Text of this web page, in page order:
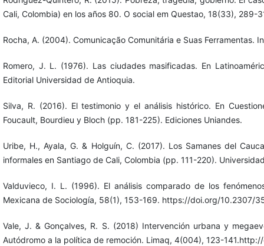
Cali, Colombia) en los años 80. O social em Questao, 18(33), 289-
Rocha, A. (2004). Comunicação Comunitária e Suas Ferramentas.
Romero, J. L. (1976). Las ciudades masificadas. En
Editorial Universidad de Antioquia.
Silva, R. (2016). El testimonio y el análisis histórico. En
Foucault, Bourdieu y Bloch (pp. 181-225). Ediciones Uniandes.
Uribe, H., Ayala, G. & Holguín, C. (2017). Los Samanes del
informales en Santiago de Cali, Colombia (pp. 111-220).
Valduvieco, I. L. (1996). El análisis comparado de los
Mexicana de Sociología, 58(1), 153-169. https://doi.org/10.2307/
Vale, J. & Gonçalves, R. S. (2018) Intervención urbana y
Autódromo a la política de remoción. Limaq, 4(004), 123-